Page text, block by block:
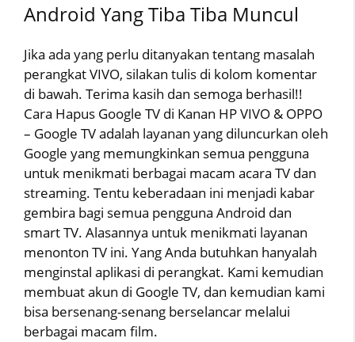
Android Yang Tiba Tiba Muncul
Jika ada yang perlu ditanyakan tentang masalah
perangkat VIVO, silakan tulis di kolom komentar
di bawah. Terima kasih dan semoga berhasil!!
Cara Hapus Google TV di Kanan HP VIVO & OPPO
– Google TV adalah layanan yang diluncurkan oleh
Google yang memungkinkan semua pengguna
untuk menikmati berbagai macam acara TV dan
streaming. Tentu keberadaan ini menjadi kabar
gembira bagi semua pengguna Android dan
smart TV. Alasannya untuk menikmati layanan
menonton TV ini. Yang Anda butuhkan hanyalah
menginstal aplikasi di perangkat. Kami kemudian
membuat akun di Google TV, dan kemudian kami
bisa bersenang-senang berselancar melalui
berbagai macam film.